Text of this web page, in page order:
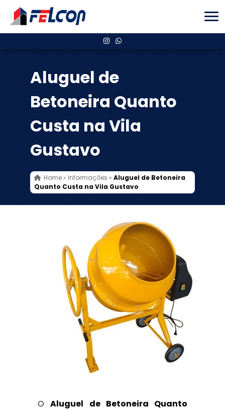
Aluguel de
Betoneira Quanto
Custa na Vila
Gustavo
Home» Informações » Aluguel de Betoneira
Quanto Custa na Vila Gustavo
OAluguel de Betoneira Quanto